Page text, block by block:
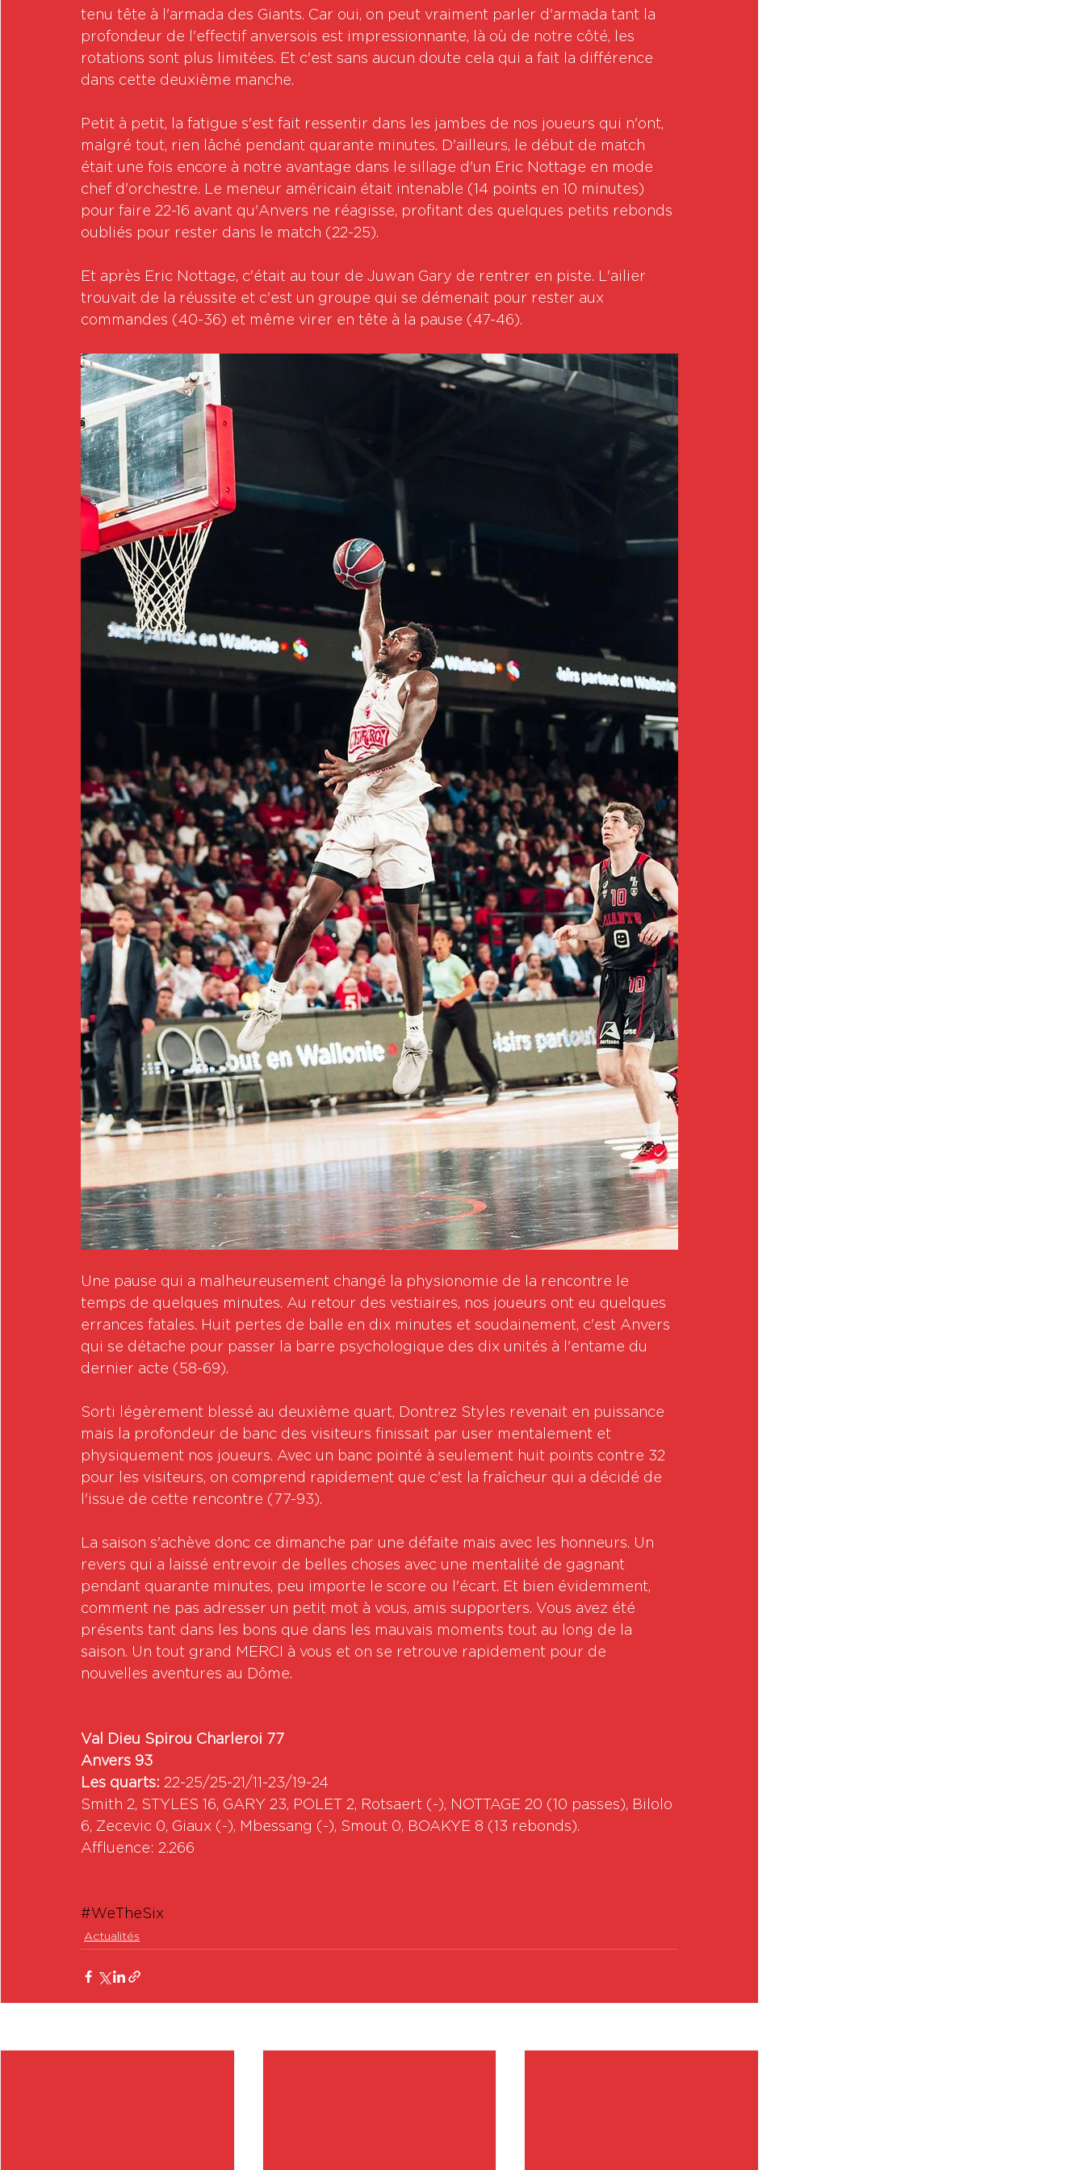
tenu tête à l'armada des Giants. Car oui, on peut vraiment parler d'armada tant la
profondeur de l'effectif anversois est impressionnante, là où de notre côté, les
rotations sont plus limitées. Et c'est sans aucun doute cela qui a fait la différence
dans cette deuxième manche.
Petit à petit, la fatigue s'est fait ressentir dans les jambes de nos joueurs qui n'ont,
malgré tout, rien lâché pendant quarante minutes. D'ailleurs, le début de match
était une fois encore à notre avantage dans le sillage d'un Eric Nottage en mode
chef d'orchestre. Le meneur américain était intenable (14 points en 10 minutes)
pour faire 22-16 avant qu'Anvers ne réagisse, profitant des quelques petits rebonds
oubliés pour rester dans le match (22-25).
Et après Eric Nottage, c'était au tour de Juwan Gary de rentrer en piste. L'ailier
trouvait de la réussite et c'est un groupe qui se démenait pour rester aux
commandes (40-36) et même virer en tête à la pause (47-46).
Une pause qui a malheureusement changé la physionomie de la rencontre le
temps de quelques minutes. Au retour des vestiaires, nos joueurs ont eu quelques
errances fatales. Huit pertes de balle en dix minutes et soudainement, c'est Anvers
qui se détache pour passer la barre psychologique des dix unités à l'entame du
dernier acte (58-69).
Sorti légèrement blessé au deuxième quart, Dontrez Styles revenait en puissance
mais la profondeur de banc des visiteurs finissait par user mentalement et
physiquement nos joueurs. Avec un banc pointé à seulement huit points contre 32
pour les visiteurs, on comprend rapidement que c'est la fraîcheur qui a décidé de
l'issue de cette rencontre (77-93).
La saison s'achève donc ce dimanche par une défaite mais avec les honneurs. Un
revers qui a laissé entrevoir de belles choses avec une mentalité de gagnant
pendant quarante minutes, peu importe le score ou l'écart. Et bien évidemment,
comment ne pas adresser un petit mot à vous, amis supporters. Vous avez été
présents tant dans les bons que dans les mauvais moments tout au long de la
saison. Un tout grand MERCI à vous et on se retrouve rapidement pour de
nouvelles aventures au Dôme.
Val Dieu Spirou Charleroi 77
Anvers 93
Les quarts: 22-25/25-21/11-23/19-24
Smith 2, STYLES 16, GARY 23, POLET 2, Rotsaert (-), NOTTAGE 20 (10 passes), Bilolo
6, Zecevic 0, Giaux (-), Mbessang (-), Smout 0, BOAKYE 8 (13 rebonds).
Affluence: 2.266
#WeTheSix
Actualités